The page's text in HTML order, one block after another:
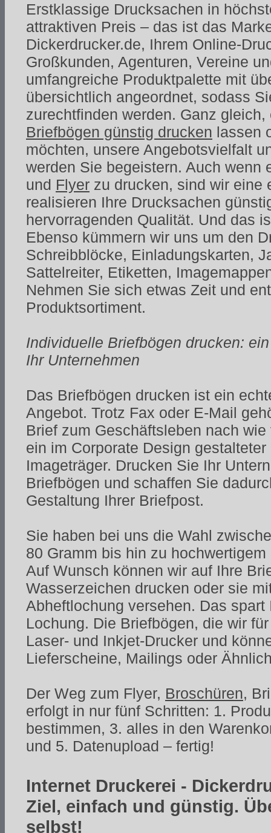
Erstklassige Drucksachen in
attraktiven Preis – das ist das
Dickerdrucker.de, Ihrem Online-
Großkunden, Agenturen, Vereine
umfangreiche Produktpalette mit
übersichtlich angeordnet, sodass
zurechtfinden werden. Ganz
Briefbögen günstig drucken lassen
möchten, unsere Angebotsvielfalt
werden Sie begeistern. Auch wenn
und Flyer zu drucken, sind wir eine
realisieren Ihre Drucksachen
hervorragenden Qualität. Und das
Ebenso kümmern wir uns um den
Schreibblöcke, Einladungskarten,
Sattelreiter, Etiketten,
Nehmen Sie sich etwas Zeit und
Produktsortiment.
Individuelle Briefbögen drucken:
Ihr Unternehmen
Das Briefbögen drucken ist ein
Angebot. Trotz Fax oder E-Mail
Brief zum Geschäftsleben nach
ein im Corporate Design
Imageträger. Drucken Sie Ihr
Briefbögen und schaffen Sie
Gestaltung Ihrer Briefpost.
Sie haben bei uns die Wahl
80 Gramm bis hin zu
Auf Wunsch können wir auf Ihre
Wasserzeichen drucken oder sie
Abheftlochung versehen. Das
Lochung. Die Briefbögen, die wir
Laser- und Inkjet-Drucker und
Lieferscheine, Mailings oder
Der Weg zum Flyer, Broschüren,
erfolgt in nur fünf Schritten: 1.
bestimmen, 3. alles in den
und 5. Datenupload – fertig!
Internet Druckerei -
Ziel, einfach und günstig.
selbst!